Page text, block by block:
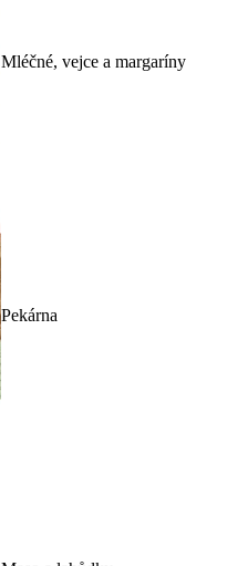
Mléčné, vejce a margaríny
Pekárna